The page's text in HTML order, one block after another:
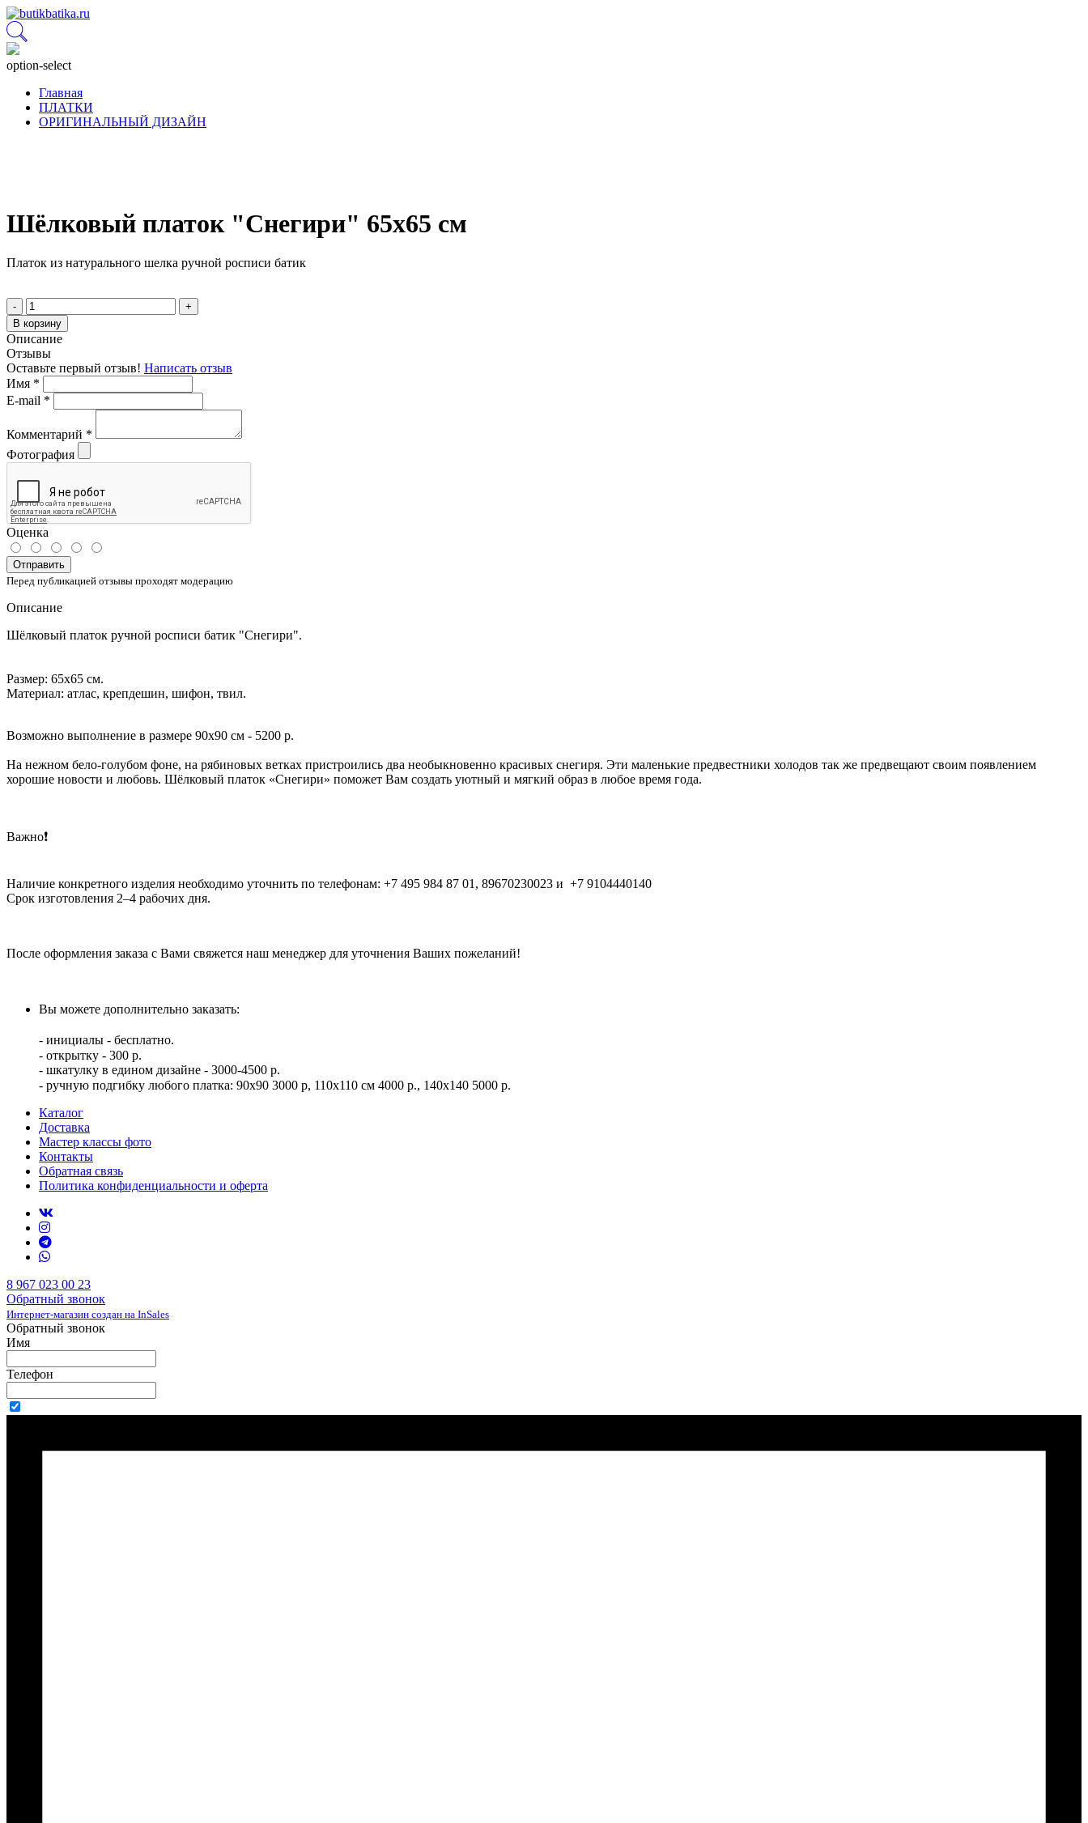
option-select
Главная
ПЛАТКИ
ОРИГИНАЛЬНЫЙ ДИЗАЙН
Шёлковый платок "Снегири" 65x65 см
Платок из натурального шелка ручной росписи батик
-
+
В корзину
Описание
Отзывы
Оставьте первый отзыв! Написать отзыв
Имя *
E-mail *
Комментарий *
Фотография
Оценка
Отправить
Перед публикацией отзывы проходят модерацию
Описание
Шёлковый платок ручной росписи батик "Снегири".
Размер: 65x65 см.
Материал: атлас, крепдешин, шифон, твил.
Возможно выполнение в размере 90х90 см - 5200 р.
На нежном бело-голубом фоне, на рябиновых ветках пристроились два необыкновенно красивых снегиря. Эти маленькие предвестники холодов так же предвещают своим появлением
хорошие новости и любовь. Шёлковый платок «Снегири» поможет Вам создать уютный и мягкий образ в любое время года.
Важно❗️
Наличие конкретного изделия необходимо уточнить по телефонам: +7 495 984 87 01, 89670230023 и +7 9104440140
Срок изготовления 2–4 рабочих дня.
После оформления заказа с Вами свяжется наш менеджер для уточнения Ваших пожеланий!
Вы можете дополнительно заказать:⠀
- инициалы - бесплатно.⠀
- открытку - 300 р. ⠀
- шкатулку в едином дизайне - 3000-4500 р.
- ручную подгибку любого платка: 90х90 3000 р, 110х110 см 4000 р., 140х140 5000 р. ⠀
Каталог
Доставка
Мастер классы фото
Контакты
Обратная связь
Политика конфиденциальности и оферта
8 967 023 00 23
Обратный звонок
Интернет-магазин создан на InSales
Обратный звонок
Имя
Телефон